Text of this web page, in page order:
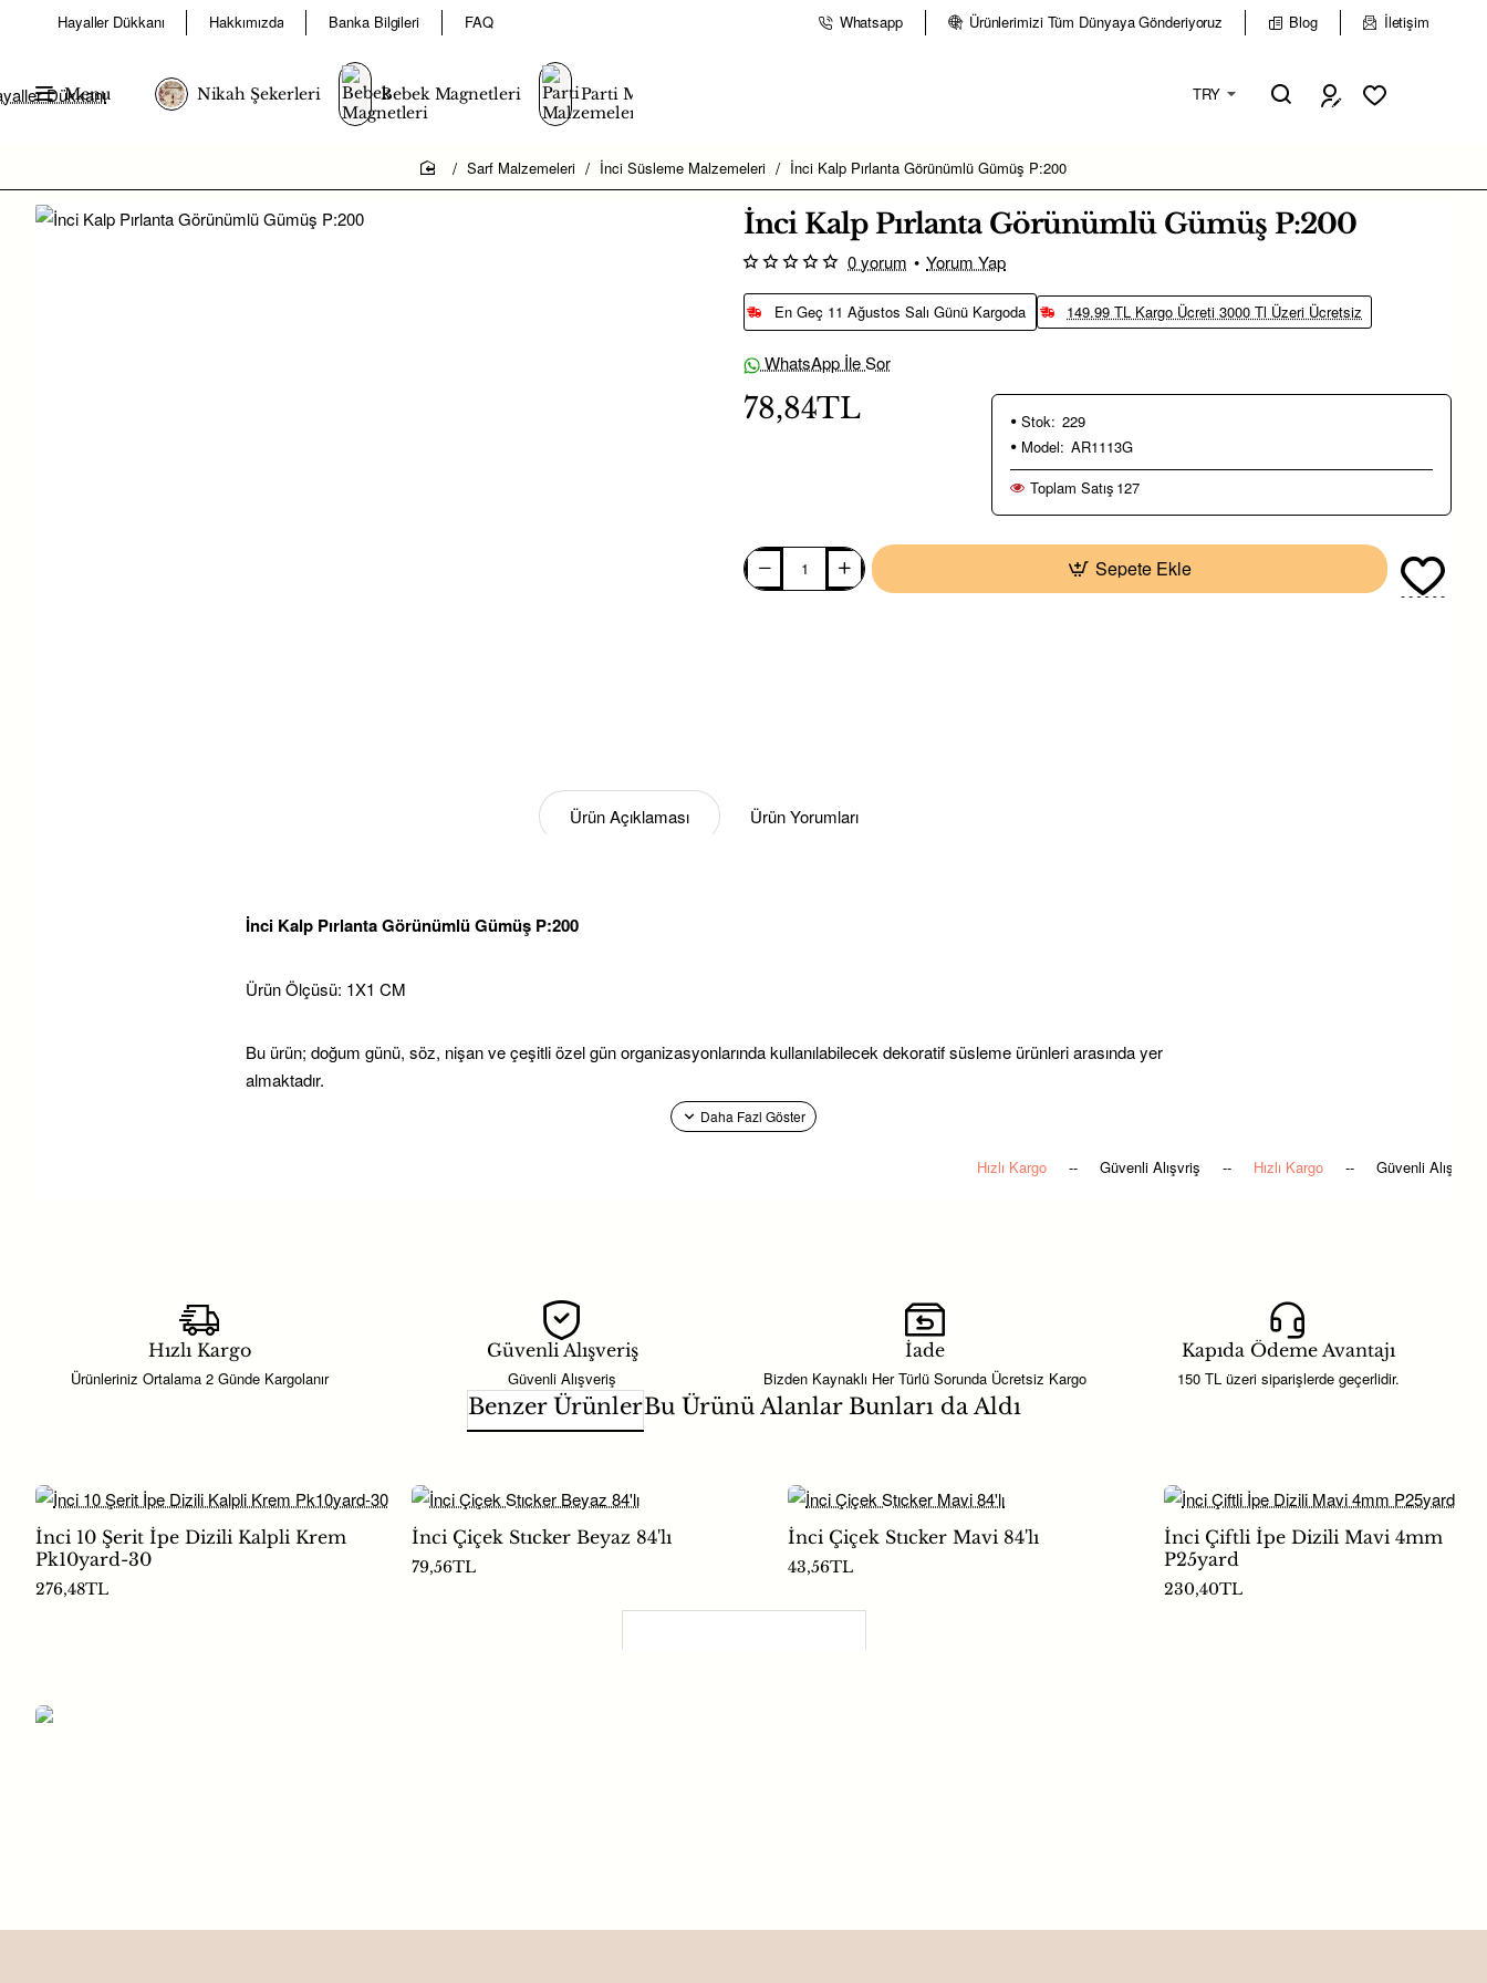
Hayaller Dükkanı Hakkımızda Banka Bilgileri FAQ Whatsapp Ürünlerimizi Tüm Dünyaya Gönderiyoruz Blog İletişim
Menu Nikah Şekerleri Bebek Magnetleri Parti Malzemeleri TRY
home
Sarf Malzemeleri İnci Süsleme Malzemeleri İnci Kalp Pırlanta Görünümlü Gümüş P:200
İnci Kalp Pırlanta Görünümlü Gümüş P:200
En Geç 11 Ağustos Salı Günü Kargoda 149.99 TL Kargo Ücreti 3000 Tl Üzeri Ücretsiz
WhatsApp İle Sor
0 yorum • Yorum Yap
78,84TL Stok: 229
Model: AR1113G
Toplam Satış 127
Sepete Ekle
Ürün Açıklaması Ürün Yorumları
İnci Kalp Pırlanta Görünümlü Gümüş P:200
Ürün Ölçüsü: 1X1 CM
Bu ürün; doğum günü, söz, nişan ve çeşitli özel gün organizasyonlarında kullanılabilecek dekoratif süsleme ürünleri arasında yer
almaktadır.
Özel gün hazırlıklarında aranan ürünleri tek bir konseptte tamamlamak için; renk, tema ve adet ihtiyacınıza göre kombin yapabilirsiniz. Bu
ürün, organizasyon planlamasında hem dekor hem de dağıtımlık hediyelik olarak değerlendirilebilir.
Hızlı Kargo Güvenli Alışvriş Hızlı Kargo Güvenli
Hızlı Kargo
Ürünleriniz Ortalama 2 Günde Kargolanır
Güvenli Alışveriş
Güvenli Alışveriş
İade
Bizden Kaynaklı Her Türlü Sorunda Ücretsiz Kargo
Kapıda Ödeme Avantajı
150 TL üzeri siparişlerde geçerlidir.
Benzer ÜrünlerBu Ürünü Alanlar Bunları da Aldı
İnci 10 Şerit İpe Dizili Kalpli Krem
Pk10yard-30
276,48TL
İnci Çiçek Stıcker Beyaz 84'lı
79,56TL
İnci Çiçek Stıcker Mavi 84'lı
43,56TL
İnci Çiftli İpe Dizili Mavi 4mm
P25yard
230,40TL